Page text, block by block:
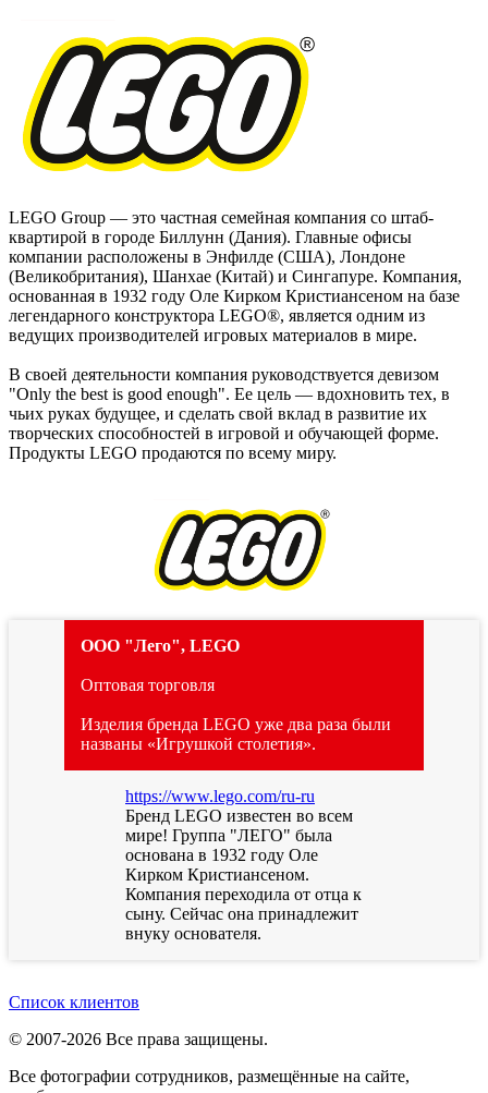
LEGO Group — это частная семейная компания со штаб-
квартирой в городе Биллунн (Дания). Главные офисы
компании расположены в Энфилде (США), Лондоне
(Великобритания), Шанхае (Китай) и Сингапуре. Компания,
основанная в 1932 году Оле Кирком Кристиансеном на базе
легендарного конструктора LEGO®, является одним из
ведущих производителей игровых материалов в мире.
В своей деятельности компания руководствуется девизом
"Only the best is good enough". Ее цель — вдохновить тех, в
чьих руках будущее, и сделать свой вклад в развитие их
творческих способностей в игровой и обучающей форме.
Продукты LEGO продаются по всему миру.
ООО "Лего", LEGO
Оптовая торговля
Изделия бренда LEGO уже два раза были
названы «Игрушкой столетия».
https://www.lego.com/ru-ru
Бренд LEGO известен во всем
мире! Группа "ЛЕГО" была
основана в 1932 году Оле
Кирком Кристиансеном.
Компания переходила от отца к
сыну. Сейчас она принадлежит
внуку основателя.
Список клиентов
© 2007-2026 Все права защищены.
Все фотографии сотрудников, размещённые на сайте,